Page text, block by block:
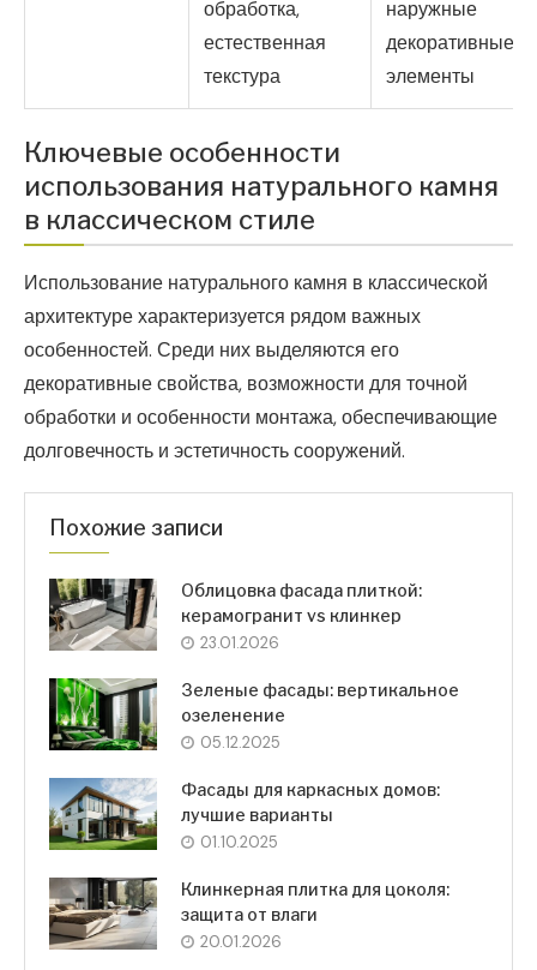
обработка,
естественная
текстура
наружные
декоративные
элементы
Ключевые особенности
использования натурального камня
в классическом стиле
Использование натурального камня в классической
архитектуре характеризуется рядом важных
особенностей. Среди них выделяются его
декоративные свойства, возможности для точной
обработки и особенности монтажа, обеспечивающие
долговечность и эстетичность сооружений.
Похожие записи
Облицовка фасада плиткой:
керамогранит vs клинкер
23.01.2026
Зеленые фасады: вертикальное
озеленение
05.12.2025
Фасады для каркасных домов:
лучшие варианты
01.10.2025
Клинкерная плитка для цоколя:
защита от влаги
20.01.2026